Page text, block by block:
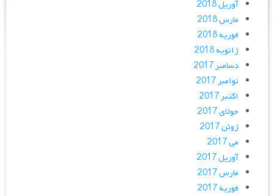
آوریل 2018
مارس 2018
فوریه 2018
ژانویه 2018
دسامبر 2017
نوامبر 2017
اکتبر 2017
جولای 2017
ژوئن 2017
می 2017
آوریل 2017
مارس 2017
فوریه 2017